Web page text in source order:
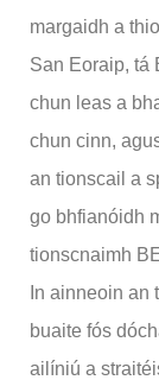
margaidh a
San Eoraip, tá
chun leas a
chun cinn,
an tionscail a
go bhfianóidh
tionscnaimh
In ainneoin an
buaite fós
ailíniú a